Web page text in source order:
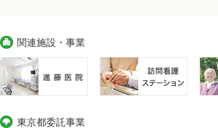
関連施設・事業
東京都委託事業